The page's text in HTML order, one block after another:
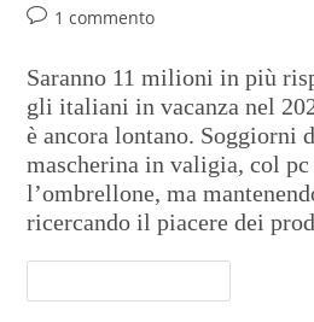
1 commento
Saranno 11 milioni in più
gli italiani in vacanza nel
è ancora lontano. Soggiorni
mascherina in valigia, col pc
l’ombrellone, ma
ricercando il piacere dei